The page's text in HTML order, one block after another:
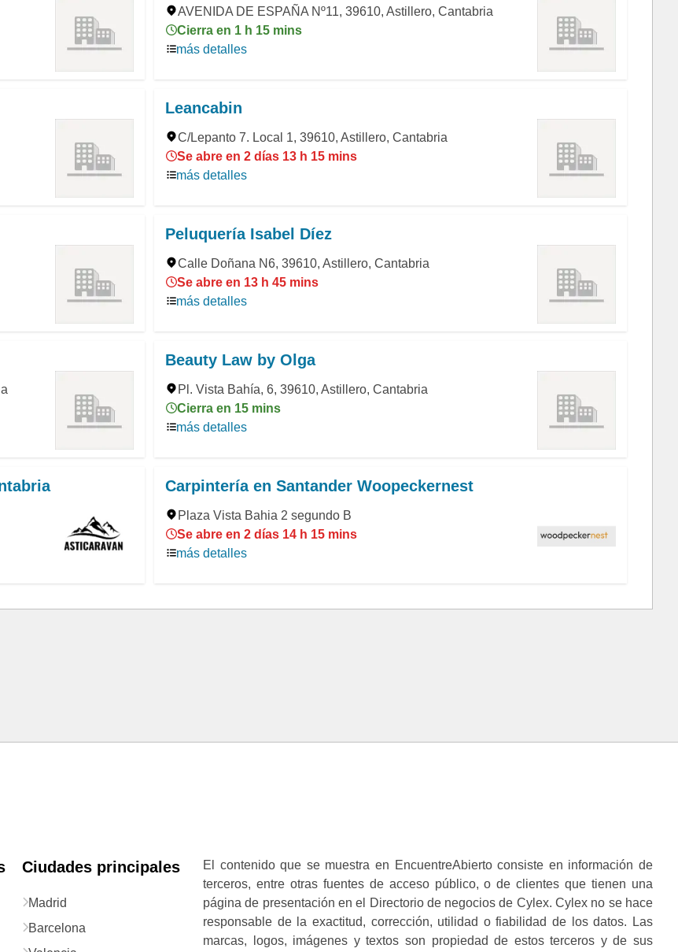
AVENIDA DE ESPAÑA Nº11, 39610, Astillero, Cantabria
Cierra en 1 h 15 mins
más detalles
Leancabin
C/Lepanto 7. Local 1, 39610, Astillero, Cantabria
Se abre en 2 días 13 h 15 mins
más detalles
Peluquería Isabel Díez
Calle Doñana N6, 39610, Astillero, Cantabria
Se abre en 13 h 45 mins
más detalles
Beauty Law by Olga
Pl. Vista Bahía, 6, 39610, Astillero, Cantabria
Cierra en 15 mins
más detalles
Carpintería en Santander Woopeckernest
Plaza Vista Bahia 2 segundo B
Se abre en 2 días 14 h 15 mins
más detalles
Ciudades principales
Madrid
Barcelona
El contenido que se muestra en EncuentreAbierto consiste en información de
terceros, entre otras fuentes de acceso público, o de clientes que tienen una
página de presentación en el Directorio de negocios de Cylex. Cylex no se hace
responsable de la exactitud, corrección, utilidad o fiabilidad de los datos. Las
marcas, logos, imágenes y textos son propiedad de estos terceros y de sus